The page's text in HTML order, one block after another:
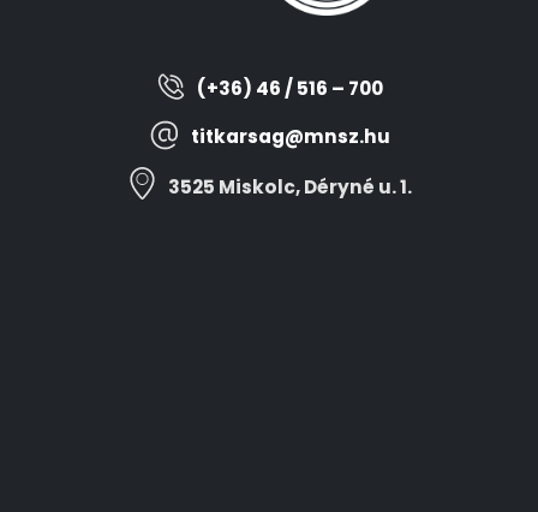
(+36) 46 / 516 – 700
titkarsag@mnsz.hu
3525 Miskolc, Déryné u. 1.